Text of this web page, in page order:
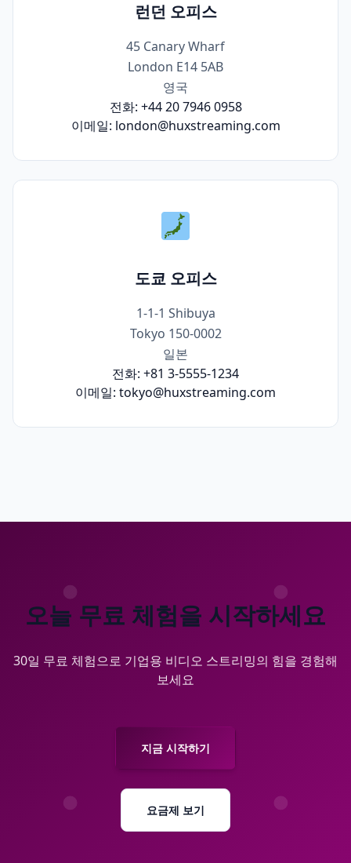
런던 오피스
45 Canary Wharf
London E14 5AB
영국
전화: +44 20 7946 0958
이메일: london@huxstreaming.com
도쿄 오피스
1-1-1 Shibuya
Tokyo 150-0002
일본
전화: +81 3-5555-1234
이메일: tokyo@huxstreaming.com
오늘 무료 체험을 시작하세요
30일 무료 체험으로 기업용 비디오 스트리밍의 힘을 경험해
보세요
지금 시작하기
요금제 보기